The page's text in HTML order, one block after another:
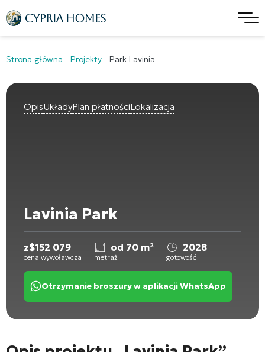
Strona główna - Projekty - Park Lavinia
OpisUkładyPlan płatnościLokalizacja
Lavinia Park
z$152 079
cena wywoławcza
od 70 m²
metraż
2028
gotowość
Otrzymanie broszury w aplikacji WhatsApp